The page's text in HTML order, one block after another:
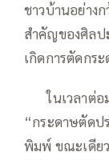
ชาวบ้านอย่าง
สำคัญของศิลป
เกิดการตัดกร
——ในเวลาต่
“กระดาษตัดป
พิมพ์ ขณะเดีย